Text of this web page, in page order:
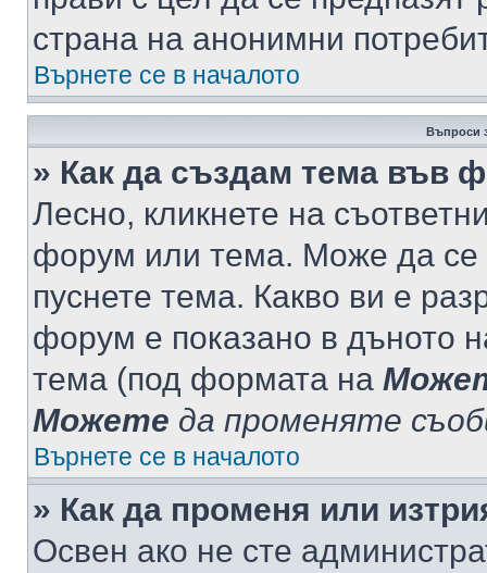
страна на анонимни
Върнете се в началото
Въпроси
» Как да създам тема във
Лесно, кликнете на
форум или тема. Може да се
пуснете тема. Какво ви е
форум е показано в дъното
тема (под формата на
Можете да променяте
Върнете се в началото
» Как да променя или
Освен ако не сте